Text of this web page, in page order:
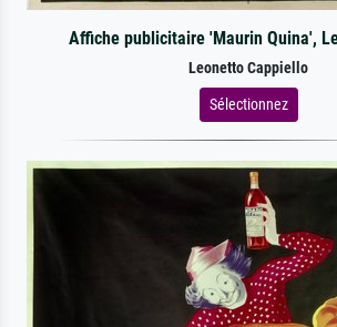
Affiche publicitaire 'Maurin Quina',
Leonetto Cappiello
Sélectionnez